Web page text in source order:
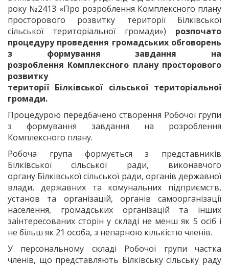
року №2413 «Про розроблення Комплексного плану
просторового розвитку території Білківської
сільської територіальної громади») розпочато
процедуру проведення громадських обговорень
з формування завдання на
розроблення Комплексного плану просторового
розвитку
території Білківськоїсільськоїтериторіальної
громади.
Процедурою передбачено створення Робочої групи
з формування завдання на розроблення
Комплексного плану.
Робоча група формується з представників
Білківської сільської ради, виконавчого
органу Білківської сільської ради, органів державної
влади, державних та комунальних підприємств,
установ та організацій, органів самоорганізації
населення, громадських організацій та інших
заінтересованих сторін у складі не менш як 5 осіб і
не більш як 21 особа, з непарною кількістю членів.
У персональному складі Робочої групи частка
членів, що представляють Білківську сільську раду